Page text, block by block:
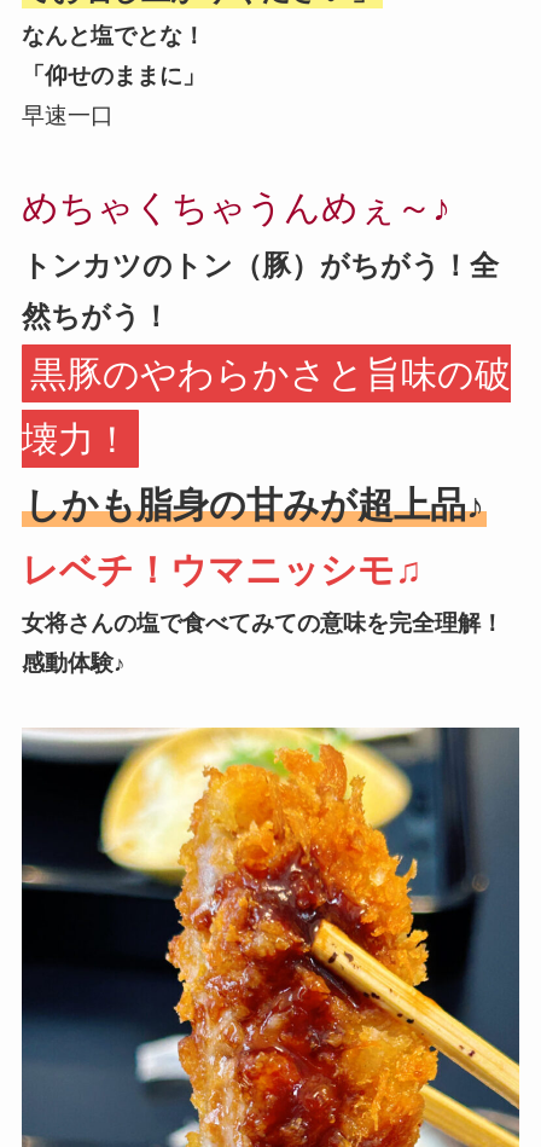
なんと塩でとな！
「仰せのままに」
早速一口
めちゃくちゃうんめぇ～♪
トンカツのトン（豚）がちがう！全
然ちがう！
黒豚のやわらかさと旨味の破
壊力！
しかも脂身の甘みが超上品♪
レベチ！ウマニッシモ♫
女将さんの塩で食べてみての意味を完全理解！
感動体験♪